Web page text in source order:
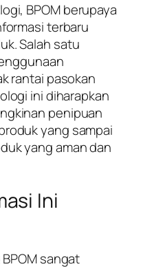
BPOM berupaya
terbaru
Salah satu
rantai pasokan
ini diharapkan
penipuan
yang sampai
yang aman dan
Ini
sangat